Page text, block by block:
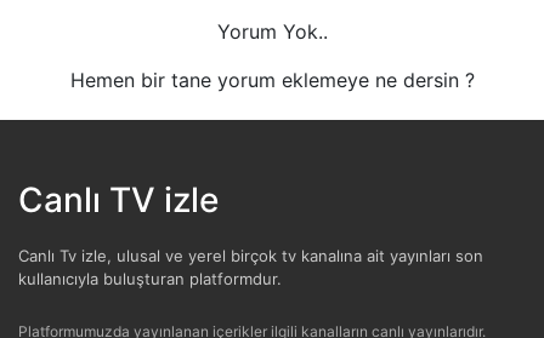
CNN TüRK
ULUSAL KANAL
TJK TV
Yorum Yok..
Hemen bir tane yorum eklemeye ne dersin ?
Canlı TV izle
Canlı Tv izle, ulusal ve yerel birçok tv kanalına ait yayınları son
kullanıcıyla buluşturan platformdur.
Platformumuzda yayınlanan içerikler ilgili kanalların canlı yayınlarıdır.